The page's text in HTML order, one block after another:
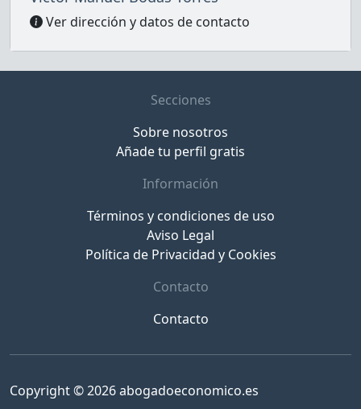
Ver dirección y datos de contacto
Secciones
Sobre nosotros
Añade tu perfil gratis
Información
Términos y condiciones de uso
Aviso Legal
Política de Privacidad y Cookies
Contacto
Contacto
Copyright © 2026 abogadoeconomico.es